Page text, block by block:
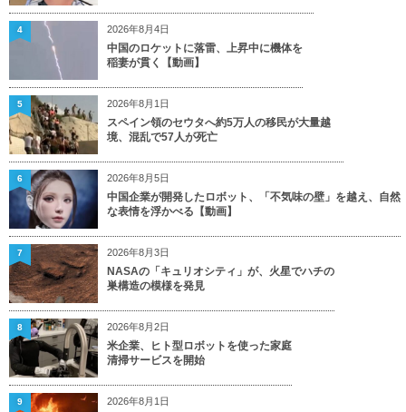
2026年8月4日
中国のロケットに落雷、上昇中に機体を
稲妻が貫く【動画】
4
2026年8月1日
スペイン領のセウタへ約5万人の移民が大量越
境、混乱で57人が死亡
5
2026年8月5日
中国企業が開発したロボット、「不気味の壁」を越え、自然
な表情を浮かべる【動画】
6
2026年8月3日
NASAの「キュリオシティ」が、火星でハチの
巣構造の模様を発見
7
2026年8月2日
米企業、ヒト型ロボットを使った家庭
清掃サービスを開始
8
2026年8月1日
9